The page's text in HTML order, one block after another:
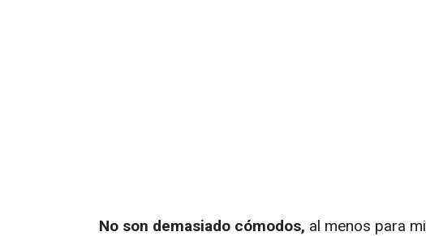
No son demasiado cómodos, al menos para